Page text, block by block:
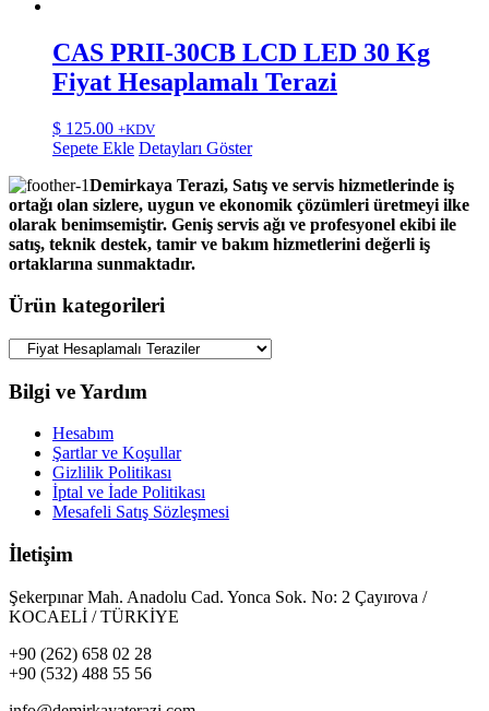
CAS PRII-30CB LCD LED 30 Kg
Fiyat Hesaplamalı Terazi
$ 125.00 +KDV
Sepete Ekle Detayları Göster
Demirkaya Terazi, Satış ve servis hizmetlerinde iş
ortağı olan sizlere, uygun ve ekonomik çözümleri üretmeyi ilke
olarak benimsemiştir. Geniş servis ağı ve profesyonel ekibi ile
satış, teknik destek, tamir ve bakım hizmetlerini değerli iş
ortaklarına sunmaktadır.
Ürün kategorileri
Bilgi ve Yardım
Hesabım
Şartlar ve Koşullar
Gizlilik Politikası
İptal ve İade Politikası
Mesafeli Satış Sözleşmesi
İletişim
Şekerpınar Mah. Anadolu Cad. Yonca Sok. No: 2 Çayırova /
KOCAELİ / TÜRKİYE
+90 (262) 658 02 28
+90 (532) 488 55 56